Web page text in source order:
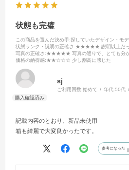
状態も完璧
この商品を選んだ決め手:探していたデザイン・モ
状態ランク・説明の正確さ :★★★★★ 説明以上だ
写真の正確さ :★★★★★ 写真の通りで、とても分か
価格の納得感:★★☆☆☆ 少し割高に感じた
sj
ご利用回数:始めて 年代:50代
記載内容のとおり、新品未使用
箱も綺麗で大変良かったです。
参考になった